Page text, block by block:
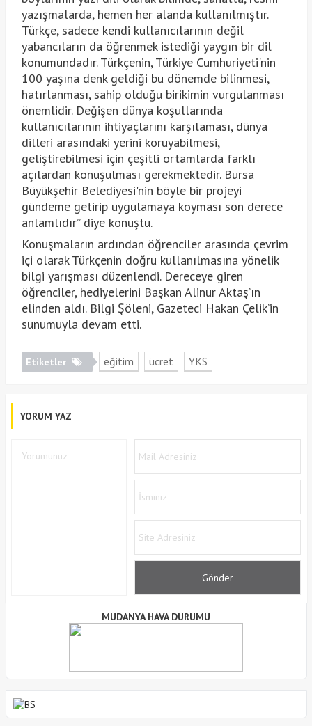
yazışmalarda, hemen her alanda kullanılmıştır.
Türkçe, sadece kendi kullanıcılarının değil
yabancıların da öğrenmek istediği yaygın bir dil
konumundadır. Türkçenin, Türkiye Cumhuriyeti'nin
100 yaşına denk geldiği bu dönemde bilinmesi,
hatırlanması, sahip olduğu birikimin vurgulanması
önemlidir. Değişen dünya koşullarında
kullanıcılarının ihtiyaçlarını karşılaması, dünya
dilleri arasındaki yerini koruyabilmesi,
geliştirebilmesi için çeşitli ortamlarda farklı
açılardan konuşulması gerekmektedir. Bursa
Büyükşehir Belediyesi'nin böyle bir projeyi
gündeme getirip uygulamaya koyması son derece
anlamlıdır” diye konuştu.
Konuşmaların ardından öğrenciler arasında çevrim
içi olarak Türkçenin doğru kullanılmasına yönelik
bilgi yarışması düzenlendi. Dereceye giren
öğrenciler, hediyelerini Başkan Alinur Aktaş’ın
elinden aldı. Bilgi Şöleni, Gazeteci Hakan Çelik’in
sunumuyla devam etti.
Etiketler eğitim ücret YKS
YORUM YAZ
MUDANYA HAVA DURUMU